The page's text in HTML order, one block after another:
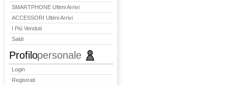
SMARTPHONE Ultimi Arrivi
ACCESSORI Ultimi Arrivi
I Più Venduti
Saldi
Profilopersonale
Login
Registrati